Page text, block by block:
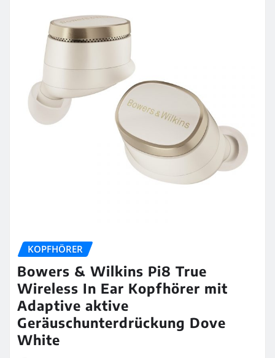
KOPFHÖRER
Bowers & Wilkins Pi8 True
Wireless In Ear Kopfhörer mit
Adaptive aktive
Geräuschunterdrückung Dove
White